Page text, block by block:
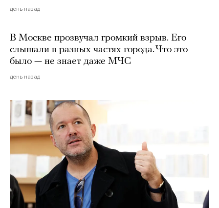
день назад
В Москве прозвучал громкий взрыв. Его
слышали в разных частях города. Что это
было — не знает даже МЧС
день назад